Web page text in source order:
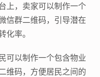
上，卖家可以制作一个
信群二维码，引导潜在
化率。
可以制作一个包含物业
维码，方便居民之间的